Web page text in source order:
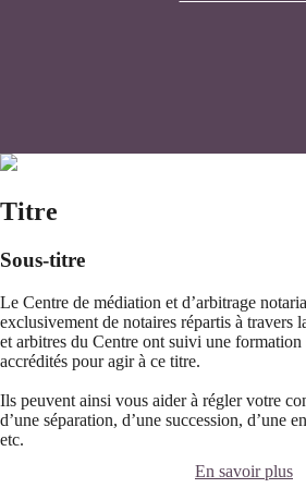
Titre
Sous-titre
Le Centre de médiation et d’arbitrage
exclusivement de notaires répartis à travers
et arbitres du Centre ont suivi une formation
accrédités pour agir à ce titre.
Ils peuvent ainsi vous aider à régler votre
d’une séparation, d’une succession, d’une
etc.
En savoir plus